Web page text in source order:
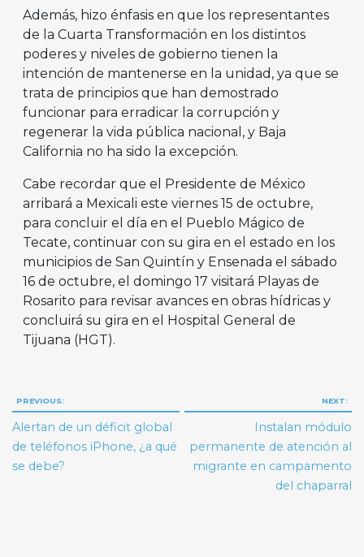
Además, hizo énfasis en que los representantes
de la Cuarta Transformación en los distintos
poderes y niveles de gobierno tienen la
intención de mantenerse en la unidad, ya que se
trata de principios que han demostrado
funcionar para erradicar la corrupción y
regenerar la vida pública nacional, y Baja
California no ha sido la excepción.
Cabe recordar que el Presidente de México
arribará a Mexicali este viernes 15 de octubre,
para concluir el día en el Pueblo Mágico de
Tecate, continuar con su gira en el estado en los
municipios de San Quintín y Ensenada el sábado
16 de octubre, el domingo 17 visitará Playas de
Rosarito para revisar avances en obras hídricas y
concluirá su gira en el Hospital General de
Tijuana (HGT).
Navegación
de
entradas
PREVIOUS:
Alertan de un déficit global
de teléfonos iPhone, ¿a qué
se debe?
NEXT:
Instalan módulo
permanente de atención al
migrante en campamento
del chaparral